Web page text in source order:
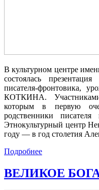
В культурном центре
состоялась
писателя-фронтовика,
КОТКИНА.
которым в первую
родственники
Этнокультурный центр
году — в год столетия
Подробнее
ВЕЛИКОЕ